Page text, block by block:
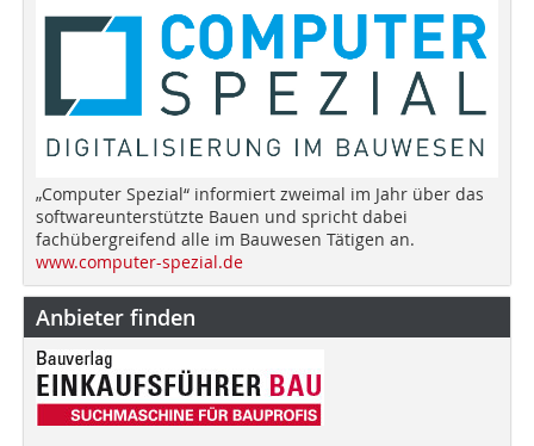
„Computer Spezial“ informiert zweimal im Jahr über das
softwareunterstützte Bauen und spricht dabei
fachübergreifend alle im Bauwesen Tätigen an.
www.computer-spezial.de
Anbieter finden